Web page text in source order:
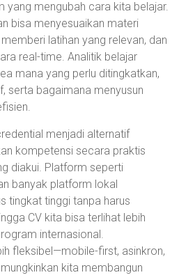
yang mengubah cara kita belajar.
bisa menyesuaikan materi
latihan yang relevan, dan
real-time. Analitik belajar
mana yang perlu ditingkatkan,
serta bagaimana menyusun
menjadi alternatif
kompetensi secara praktis
diakui. Platform seperti
banyak platform lokal
tingkat tinggi tanpa harus
CV kita bisa terlihat lebih
internasional.
fleksibel—mobile-first, asinkron,
kita membangun